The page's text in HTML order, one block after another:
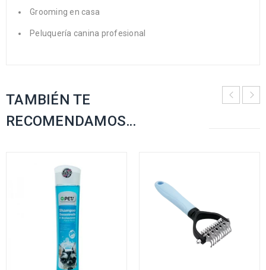
Grooming en casa
Peluquería canina profesional
TAMBIÉN TE
RECOMENDAMOS…